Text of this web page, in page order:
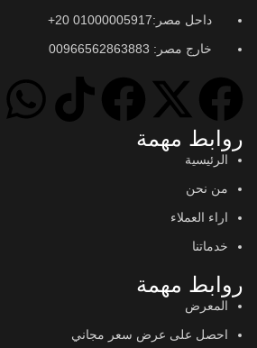
داحل مصر:01000005917 20+
خارج مصر: 00966562863883
روابط مهمة
الرئيسية
من نحن
اراء العملاء
خدماتنا
روابط مهمة
المعرض
احصل على عرض سعر مجاني